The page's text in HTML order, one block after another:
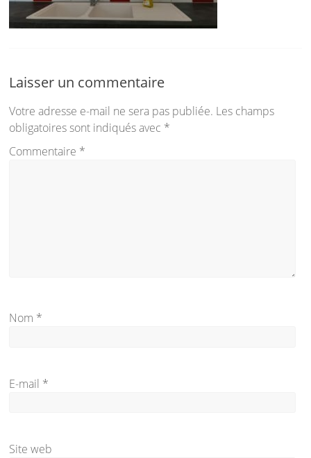
Laisser un commentaire
Votre adresse e-mail ne sera pas publiée. Les champs
obligatoires sont indiqués avec *
Commentaire *
Nom *
E-mail *
Site web